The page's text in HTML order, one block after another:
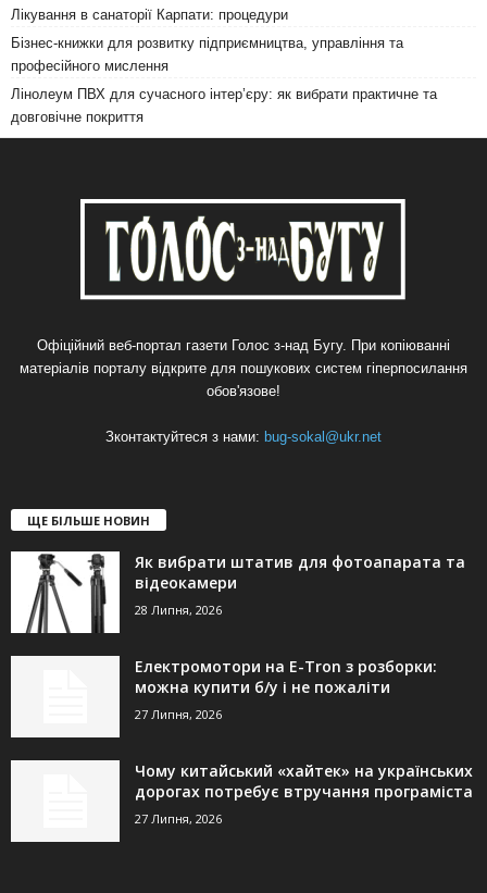
Лікування в санаторії Карпати: процедури
Бізнес-книжки для розвитку підприємництва, управління та
професійного мислення
Лінолеум ПВХ для сучасного інтер’єру: як вибрати практичне та
довговічне покриття
Офіційний веб-портал газети Голос з-над Бугу. При копіюванні
матеріалів порталу відкрите для пошукових систем гіперпосилання
обов'язове!
Зконтактуйтеся з нами: bug-sokal@ukr.net
ЩЕ БІЛЬШЕ НОВИН
Як вибрати штатив для фотоапарата та
відеокамери
28 Липня, 2026
Електромотори на E-Tron з розборки:
можна купити б/у і не пожаліти
27 Липня, 2026
Чому китайський «хайтек» на українських
дорогах потребує втручання програміста
27 Липня, 2026